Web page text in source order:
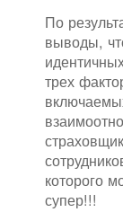
По
выводы,
трех
которого
супер!!!